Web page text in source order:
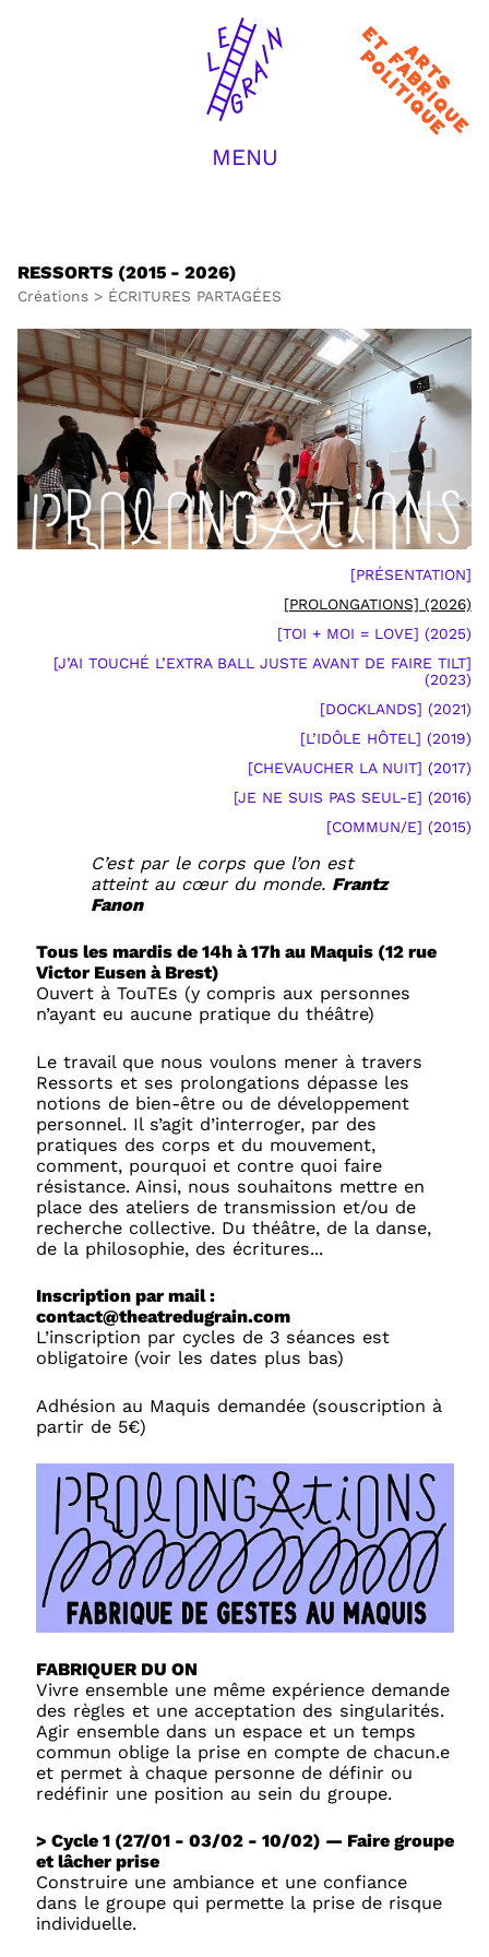
Arts et
fabrique
politique
MENU
JOURNAL / ACTUS
EQUIPE
CONTACT
RECHERCHER :
RESSORTS (2015 - 2026)
Créations > ÉCRITURES PARTAGÉES
[PRÉSENTATION]
[PROLONGATIONS] (2026)
[TOI + MOI = LOVE] (2025)
[J’AI TOUCHÉ L’EXTRA BALL JUSTE AVANT DE FAIRE TILT]
(2023)
[DOCKLANDS] (2021)
[L’IDÔLE HÔTEL] (2019)
[CHEVAUCHER LA NUIT] (2017)
[JE NE SUIS PAS SEUL-E] (2016)
[COMMUN/E] (2015)
C’est par le corps que l’on est
atteint au cœur du monde. Frantz
Fanon
Tous les mardis de 14h à 17h au Maquis (12 rue
Victor Eusen à Brest)
Ouvert à TouTEs (y compris aux personnes
n’ayant eu aucune pratique du théâtre)
Le travail que nous voulons mener à travers
Ressorts et ses prolongations dépasse les
notions de bien-être ou de développement
personnel. Il s’agit d’interroger, par des
pratiques des corps et du mouvement,
comment, pourquoi et contre quoi faire
résistance. Ainsi, nous souhaitons mettre en
place des ateliers de transmission et/ou de
recherche collective. Du théâtre, de la danse,
de la philosophie, des écritures...
Inscription par mail :
contact@theatredugrain.com
L’inscription par cycles de 3 séances est
obligatoire (voir les dates plus bas)
Adhésion au Maquis demandée (souscription à
partir de 5€)
FABRIQUER DU ON
Vivre ensemble une même expérience demande
des règles et une acceptation des singularités.
Agir ensemble dans un espace et un temps
commun oblige la prise en compte de chacun.e
et permet à chaque personne de définir ou
redéfinir une position au sein du groupe.
> Cycle 1 (27/01 - 03/02 - 10/02) — Faire groupe
et lâcher prise
Construire une ambiance et une confiance
dans le groupe qui permette la prise de risque
individuelle.